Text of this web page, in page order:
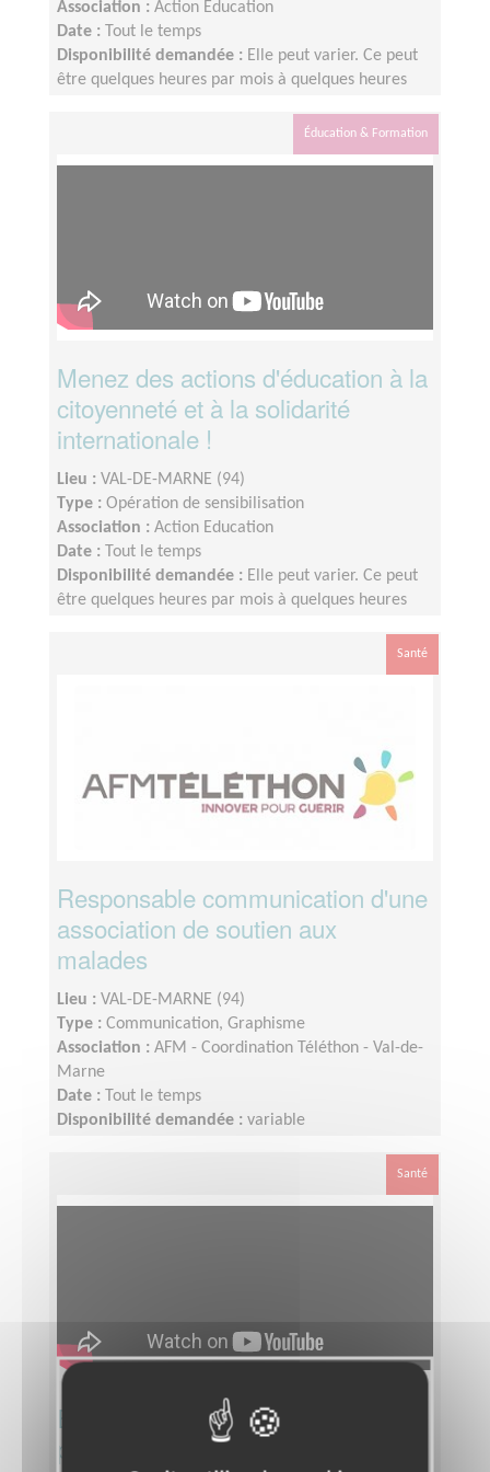
Association : Action Education
Date :
Tout le temps
Disponibilité demandée : Elle peut varier. Ce peut
être quelques heures par mois à quelques heures
Éducation & Formation
Menez des actions d'éducation à la
citoyenneté et à la solidarité
internationale !
Lieu : VAL-DE-MARNE (94)
Type : Opération de sensibilisation
Association : Action Education
Date :
Tout le temps
Disponibilité demandée : Elle peut varier. Ce peut
être quelques heures par mois à quelques heures
Santé
Responsable communication d'une
association de soutien aux
malades
Lieu : VAL-DE-MARNE (94)
Type : Communication, Graphisme
Association : AFM - Coordination Téléthon - Val-de-
Marne
Date :
Tout le temps
Disponibilité demandée : variable
Santé
Equipier Régional Pôle Formation
pour le Téléthon